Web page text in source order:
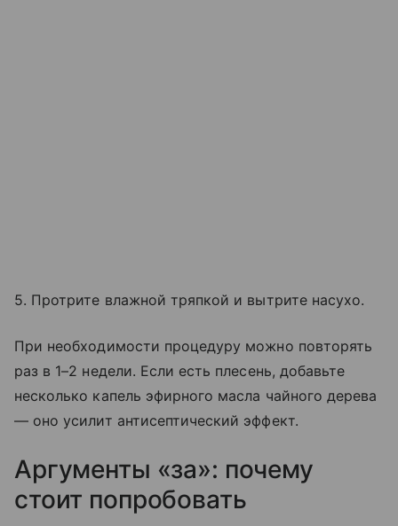
5. Протрите влажной тряпкой и вытрите насухо.
При необходимости процедуру можно повторять
раз в 1–2 недели. Если есть плесень, добавьте
несколько капель эфирного масла чайного дерева
— оно усилит антисептический эффект.
Аргументы «за»: почему
стоит попробовать